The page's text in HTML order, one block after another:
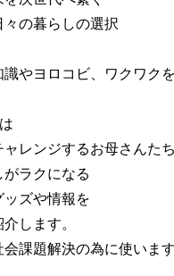
の暮らしの選択
やヨロコビ、ワクワク
レンジするお母さんた
ラクになる
ズや情報を
します。
課題解決の為に使います